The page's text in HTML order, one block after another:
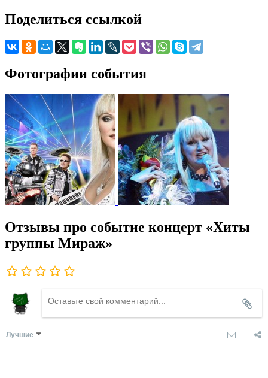
Поделиться ссылкой
Фотографии события
Отзывы про событие концерт «Хиты
группы Мираж»
Лучшие